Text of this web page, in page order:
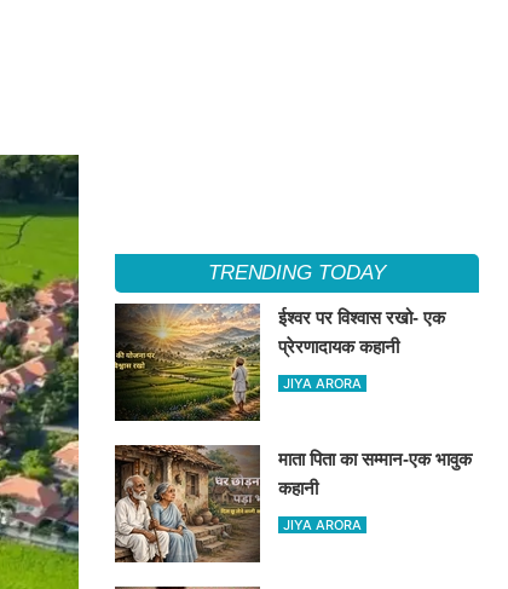
TRENDING TODAY
ईश्वर पर विश्वास रखो- एक
प्रेरणादायक कहानी
JIYA ARORA
माता पिता का सम्मान-एक भावुक
कहानी
JIYA ARORA